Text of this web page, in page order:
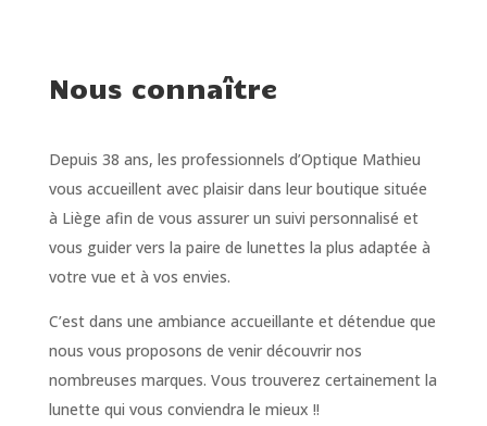
Nous connaître
Depuis 38 ans, les professionnels d’Optique Mathieu
vous accueillent avec plaisir dans leur boutique située
à Liège afin de vous assurer un suivi personnalisé et
vous guider vers la paire de lunettes la plus adaptée à
votre vue et à vos envies.
C’est dans une ambiance accueillante et détendue que
nous vous proposons de venir découvrir nos
nombreuses marques. Vous trouverez certainement la
lunette qui vous conviendra le mieux !!